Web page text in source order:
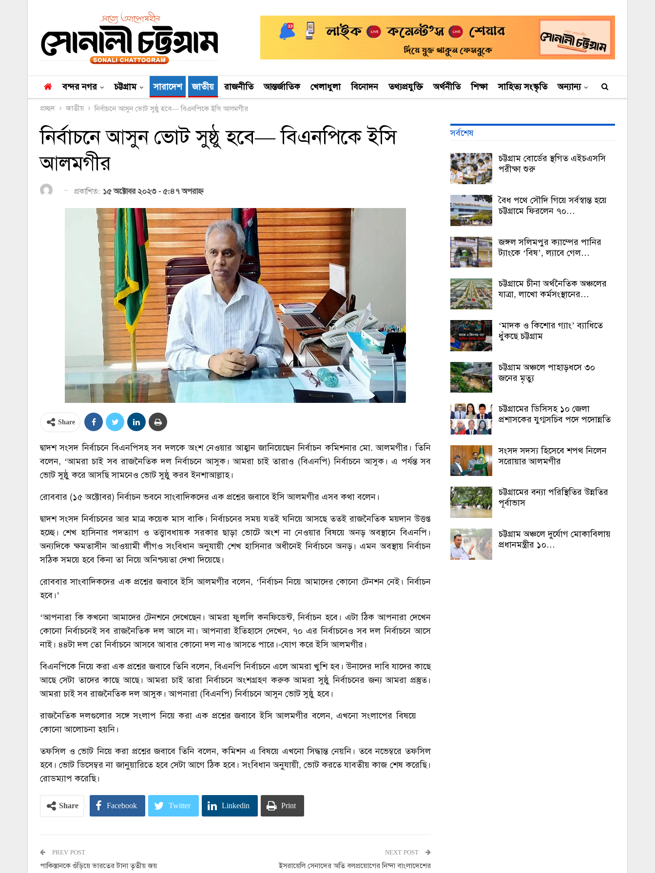
বন্দর নগর চট্টগ্রাম সারাদেশ জাতীয় রাজনীতি আন্তর্জাতিক খেলাধুলা বিনোদন তথ্যপ্রযুক্তি অর্থনীতি শিক্ষা সাহিত্য সংস্কৃতি অন্যান্য
প্রচ্ছদ জাতীয় নির্বাচনে আসুন ভোট সুষ্ঠু হবে— বিএনপিকে ইসি আলমগীর
নির্বাচনে আসুন ভোট সুষ্ঠু হবে— বিএনপিকে ইসি
আলমগীর
প্রকাশিত: ১৫ অক্টোবর ২০২৩ - ৫:৪৭ অপরাহ্ণ
Share
দ্বাদশ সংসদ নির্বাচনে বিএনপিসহ সব দলকে অংশ নেওয়ার আহ্বান জানিয়েছেন নির্বাচন কমিশনার মো. আলমগীর। তিনি
বলেন, ‘আমরা চাই সব রাজনৈতিক দল নির্বাচনে আসুক। আমরা চাই তারাও (বিএনপি) নির্বাচনে আসুক। এ পর্যন্ত সব
ভোট সুষ্ঠু করে আসছি সামনেও ভোট সুষ্ঠু করব ইনশাআল্লাহ।
রোববার (১৫ অক্টোবর) নির্বাচন ভবনে সাংবাদিকদের এক প্রশ্নের জবাবে ইসি আলমগীর এসব কথা বলেন।
দ্বাদশ সংসদ নির্বাচনের আর মাত্র কয়েক মাস বাকি। নির্বাচনের সময় যতই ঘনিয়ে আসছে ততই রাজনৈতিক ময়দান উত্তপ্ত
হচ্ছে। শেখ হাসিনার পদত্যাগ ও তত্ত্বাবধায়ক সরকার ছাড়া ভোটে অংশ না নেওয়ার বিষয়ে অনড় অবস্থানে বিএনপি।
অন্যদিকে ক্ষমতাসীন আওয়ামী লীগও সংবিধান অনুযায়ী শেখ হাসিনার অধীনেই নির্বাচনে অনড়। এমন অবস্থায় নির্বাচন
সঠিক সময়ে হবে কিনা তা নিয়ে অনিশ্চয়তা দেখা দিয়েছে।
রোববার সাংবাদিকদের এক প্রশ্নের জবাবে ইসি আলমগীর বলেন, ‘নির্বাচন নিয়ে আমাদের কোনো টেনশন নেই। নির্বাচন
হবে।’
‘আপনারা কি কখনো আমাদের টেনশনে দেখেছেন। আমরা ফুললি কনফিডেন্ট, নির্বাচন হবে। এটা ঠিক আপনারা দেখেন
কোনো নির্বাচনেই সব রাজনৈতিক দল আসে না। আপনারা ইতিহাসে দেখেন, ৭০ এর নির্বাচনেও সব দল নির্বাচনে আসে
নাই। ৪৪টা দল তো নির্বাচনে আসবে আবার কোনো দল নাও আসতে পারে।-যোগ করে ইসি আলমগীর।
বিএনপিকে নিয়ে করা এক প্রশ্নের জবাবে তিনি বলেন, বিএনপি নির্বাচনে এলে আমরা খুশি হব। উনাদের দাবি যাদের কাছে
আছে সেটা তাদের কাছে আছে। আমরা চাই তারা নির্বাচনে অংশগ্রহণ করুক আমরা সুষ্ঠু নির্বাচনের জন্য আমরা প্রস্তুত।
আমরা চাই সব রাজনৈতিক দল আসুক। আপনারা (বিএনপি) নির্বাচনে আসুন ভোট সুষ্ঠু হবে।
রাজনৈতিক দলগুলোর সঙ্গে সংলাপ নিয়ে করা এক প্রশ্নের জবাবে ইসি আলমগীর বলেন, এখনো সংলাপের বিষয়ে
কোনো আলোচনা হয়নি।
তফসিল ও ভোট নিয়ে করা প্রশ্নের জবাবে তিনি বলেন, কমিশন এ বিষয়ে এখনো সিদ্ধান্ত নেয়নি। তবে নভেম্বরে তফসিল
হবে। ভোট ডিসেম্বর না জানুয়ারিতে হবে সেটা আগে ঠিক হবে। সংবিধান অনুযায়ী, ভোট করতে যাবতীয় কাজ শেষ করেছি।
রোডম্যাপ করেছি।
Share Facebook Twitter Linkedin Print
PREV POST
পাকিস্তানকে গুঁড়িয়ে ভারতের টানা তৃতীয় জয়
NEXT POST
ইসরায়েলি সেনাদের অতি বলপ্রয়োগের নিন্দা বাংলাদেশের
সর্বশেষ
চট্টগ্রাম বোর্ডের স্থগিত এইচএসসি
পরীক্ষা শুরু
বৈধ পথে সৌদি গিয়ে সর্বস্বান্ত হয়ে
চট্টগ্রামে ফিরলেন ৭০…
জঙ্গল সলিমপুর ক্যাম্পের পানির
ট্যাংকে ‘বিষ’, ল্যাবে গেল…
চট্টগ্রামে চীনা অর্থনৈতিক অঞ্চলের
যাত্রা, লাখো কর্মসংস্থানের…
‘মাদক ও কিশোর গ্যাং’ ব্যাধিতে
ধুঁকছে চট্টগ্রাম
চট্টগ্রাম অঞ্চলে পাহাড়ধসে ৩০
জনের মৃত্যু
চট্টগ্রামের ডিসিসহ ১০ জেলা
প্রশাসকের যুগ্মসচিব পদে পদোন্নতি
সংসদ সদস্য হিসেবে শপথ নিলেন
সরোয়ার আলমগীর
চট্টগ্রামের বন্যা পরিস্থিতির উন্নতির
পূর্বাভাস
চট্টগ্রাম অঞ্চলে দুর্যোগ মোকাবিলায়
প্রধানমন্ত্রীর ১০…